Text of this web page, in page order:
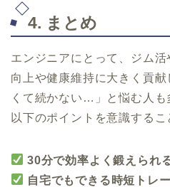
4. まとめ
エンジニアにとって、ジム
向上や健康維持に大きく貢
くて続かない…」と悩む人も
以下のポイントを意識するこ
30分で効率よく鍛えられ
自宅でもできる時短トレ